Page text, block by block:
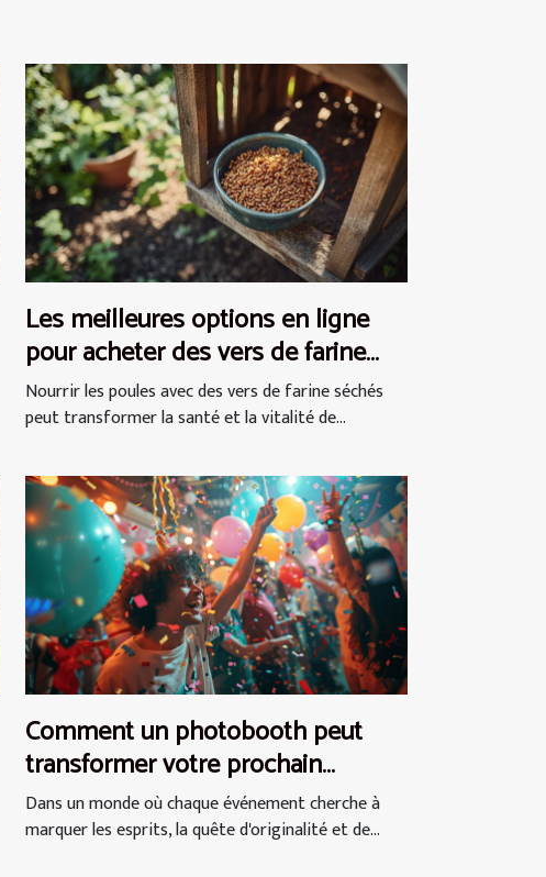
Les meilleures options en ligne
pour acheter des vers de farine
séchés pour les poules
Nourrir les poules avec des vers de farine séchés
peut transformer la santé et la vitalité de...
Comment un photobooth peut
transformer votre prochain
événement en expérience
inoubliable
Dans un monde où chaque événement cherche à
marquer les esprits, la quête d'originalité et de...